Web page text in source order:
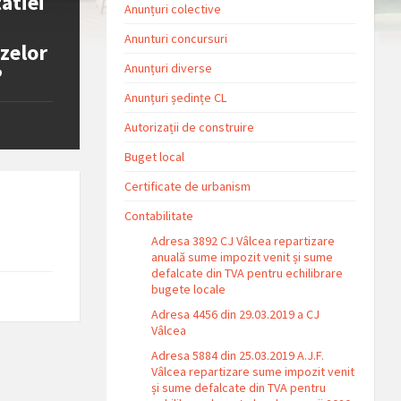
Anunțuri colective
Anunturi concursuri
Anunțuri diverse
Anunțuri ședințe CL
Autorizații de construire
Buget local
Certificate de urbanism
Contabilitate
Adresa 3892 CJ Vâlcea repartizare
anuală sume impozit venit și sume
defalcate din TVA pentru echilibrare
bugete locale
Adresa 4456 din 29.03.2019 a CJ
Vâlcea
Adresa 5884 din 25.03.2019 A.J.F.
Vâlcea repartizare sume impozit venit
și sume defalcate din TVA pentru